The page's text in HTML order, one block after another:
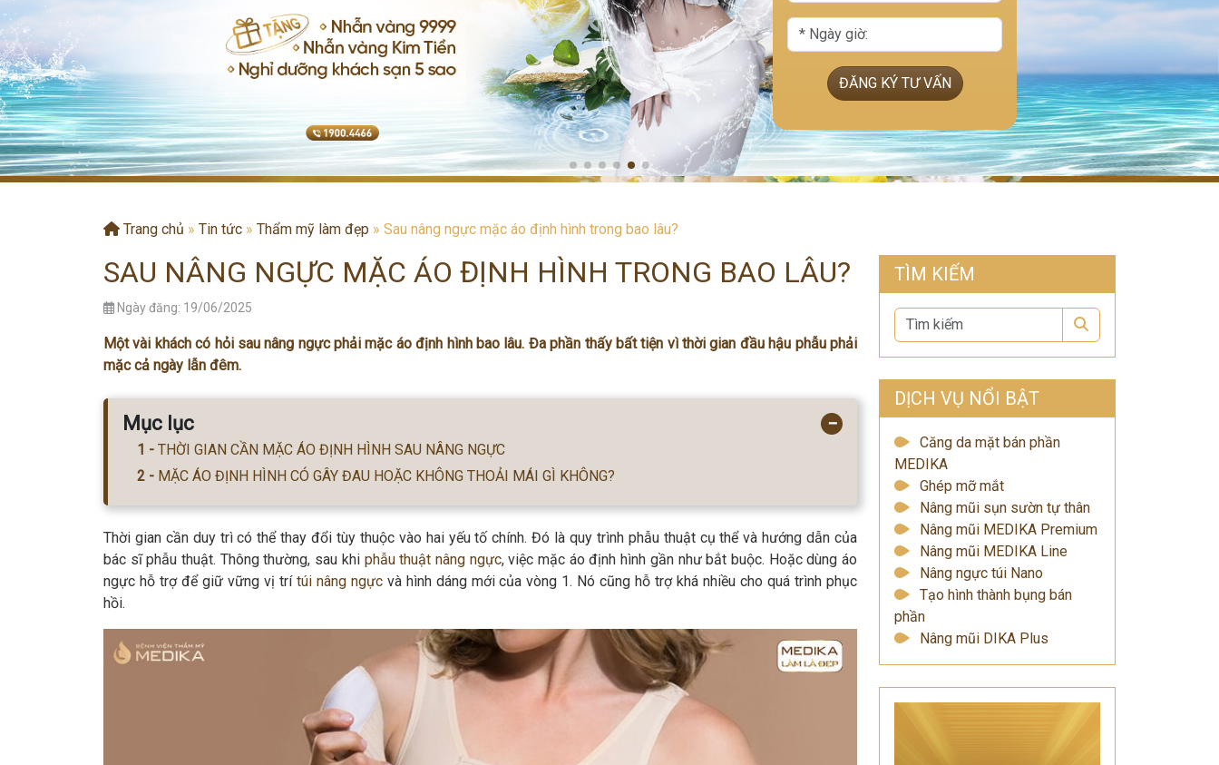
ĐĂNG KÝ TƯ VẤN
Trang chủ » Tin tức » Thẩm mỹ làm đẹp » Sau nâng ngực mặc áo định hình trong bao lâu?
SAU NÂNG NGỰC MẶC ÁO ĐỊNH HÌNH TRONG BAO LÂU?
Ngày đăng: 19/06/2025
Một vài khách có hỏi sau nâng ngực phải mặc áo định hình bao lâu. Đa phần thấy bất tiện vì thời gian đầu hậu phẫu phải
mặc cả ngày lẫn đêm.
Mục lục −
THỜI GIAN CẦN MẶC ÁO ĐỊNH HÌNH SAU NÂNG NGỰC
MẶC ÁO ĐỊNH HÌNH CÓ GÂY ĐAU HOẶC KHÔNG THOẢI MÁI GÌ KHÔNG?
Thời gian cần duy trì có thể thay đổi tùy thuộc vào hai yếu tố chính. Đó là quy trình phẫu thuật cụ thể và hướng dẫn của
bác sĩ phẫu thuật. Thông thường, sau khi phẫu thuật nâng ngực, việc mặc áo định hình gần như bắt buộc. Hoặc dùng áo
ngực hỗ trợ để giữ vững vị trí túi nâng ngựcvà hình dáng mới của vòng 1. Nó cũng hỗ trợ khá nhiều cho quá trình phục
hồi.
TÌM KIẾM
DỊCH VỤ NỔI BẬT
Căng da mặt bán phần
MEDIKA
Ghép mỡ mắt
Nâng mũi sụn sườn tự thân
Nâng mũi MEDIKA Premium
Nâng mũi MEDIKA Line
Nâng ngực túi Nano
Tạo hình thành bụng bán
phần
Nâng mũi DIKA Plus